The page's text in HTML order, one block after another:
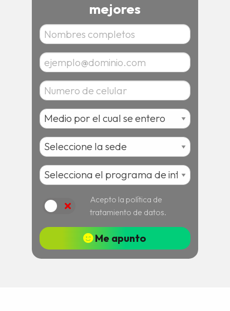
mejores
Acepto
Acepto la política de
tratamiento de datos.
Me apunto